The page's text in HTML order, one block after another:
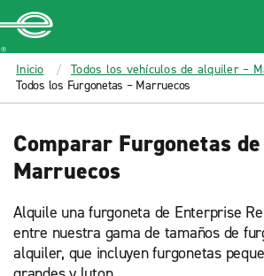
MAIN
CONTENT
Enterprise
Inicio
Todos los vehículos de alquiler –
Todos los Furgonetas – Marruecos
Comparar Furgonetas
Marruecos
Alquile una furgoneta de Enterprise
entre nuestra gama de tamaños de
alquiler, que incluyen furgonetas